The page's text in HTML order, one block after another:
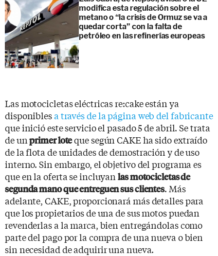
modifica esta regulación sobre el
metano o “la crisis de Ormuz se va a
quedar corta” con la falta de
petróleo en las refinerías europeas
Las motocicletas eléctricas re:cake están ya
disponiblesa través de la página web del fabricante
que inició este servicio el pasado 5 de abril. Se trata
de unprimer loteque según CAKE ha sido extraído
de la flota de unidades de demostración y de uso
interno. Sin embargo, el objetivo del programa es
que en la oferta se incluyanlas motocicletas de
segunda mano que entreguen sus clientes. Más
adelante, CAKE, proporcionará más detalles para
que los propietarios de una de sus motos puedan
revenderlas a la marca, bien entregándolas como
parte del pago por la compra de una nueva o bien
sin necesidad de adquirir una nueva.